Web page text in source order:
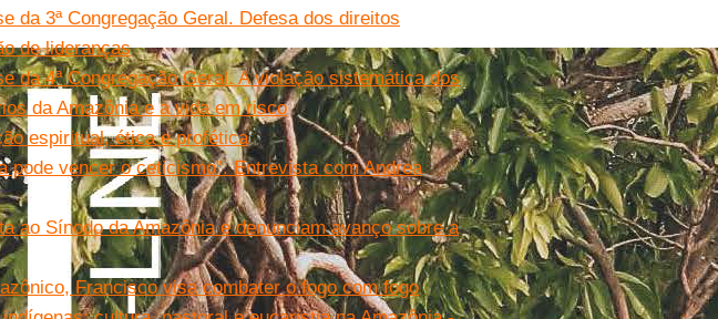
da 3ª Congregação Geral. Defesa dos direitos
de lideranças
da 4ª Congregação Geral. A violação sistemática dos
da Amazônia e a vida em risco
espiritual, ética e profética
pode vencer o ceticismo”. Entrevista com Andrea
ao Sínodo da Amazônia e denunciam avanço sobre a
Francisco visa combater o fogo com fogo